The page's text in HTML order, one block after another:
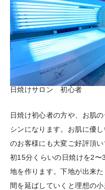
日焼けサロン 初心者
日焼け初心者の方や、お肌
シンになります。お肌に優
のお客様にも大変ご好評頂
初15分くらいの日焼けを2〜
地を作ります。下地が出来
間を延ばしていくと理想の